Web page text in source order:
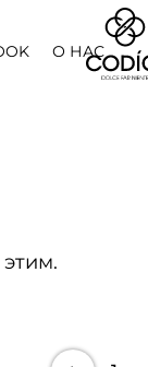
О НАС